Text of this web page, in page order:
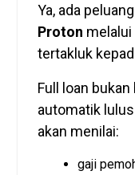
Ya, ada
Proton melalui
tertakluk
Full loan
automatik
akan menilai:
gaji